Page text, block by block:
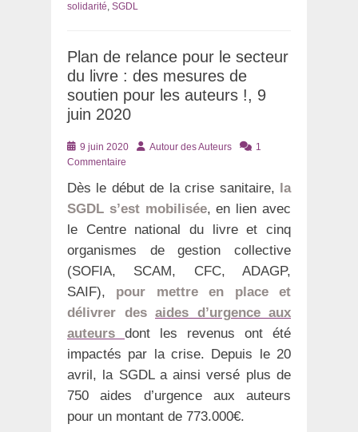
solidarité, SGDL
Plan de relance pour le secteur
du livre : des mesures de
soutien pour les auteurs !, 9
juin 2020
Posté
le
9 juin 2020 AuteurAutour des Auteurs
1
Commentaire
Dès le début de la crise sanitaire, la
SGDL s’est mobilisée, en lien avec
le Centre national du livre et cinq
organismes de gestion collective
(SOFIA, SCAM, CFC, ADAGP,
SAIF), pour mettre en place et
délivrer des aides d’urgence aux
auteurs dont les revenus ont été
impactés par la crise. Depuis le 20
avril, la SGDL a ainsi versé plus de
750 aides d’urgence aux auteurs
pour un montant de 773.000€.